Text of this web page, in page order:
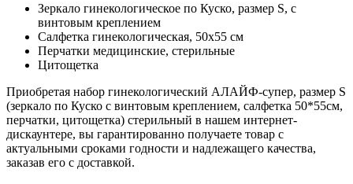
Зеркало гинекологическое по Куско, размер S, с
винтовым креплением
Салфетка гинекологическая, 50х55 см
Перчатки медицинские, стерильные
Цитощетка
Приобретая набор гинекологический АЛАЙФ-супер, размер S
(зеркало по Куско с винтовым креплением, салфетка 50*55см,
перчатки, цитощетка) стерильный в нашем интернет-
дискаунтере, вы гарантированно получаете товар с
актуальными сроками годности и надлежащего качества,
заказав его с доставкой.